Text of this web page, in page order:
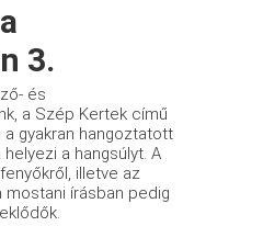
3.
és
a Szép Kertek című
gyakran hangoztatott
a hangsúlyt. A
illetve az
írásban pedig